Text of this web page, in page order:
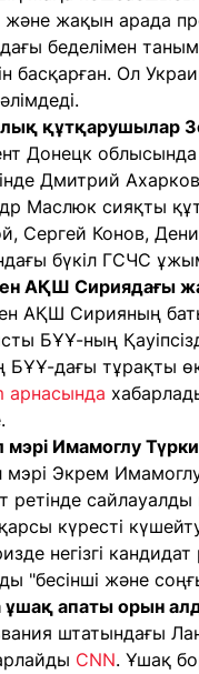
және жақын арада
беделімен
басқарған. Ол
құтқарушылар
Донецк
Дмитрий
Маслюк сияқты
Сергей Конов,
бүкіл ГСЧС
АҚШ Сириядағы
АҚШ Сирияның
БҰҰ-ның
БҰҰ-дағы тұрақты
арнасында
мэрі Имамоглу
мэрі Экрем
ретінде
күресті
негізгі
"бесінші және
апаты орын
штатындағы
CNN. Ұшақ